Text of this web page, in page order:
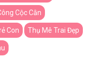
Cộc Cằn
Con Thụ Mê Trai Đẹp